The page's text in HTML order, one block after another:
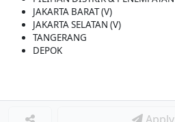
JAKARTA BARAT (V)
JAKARTA SELATAN (V)
TANGERANG
DEPOK